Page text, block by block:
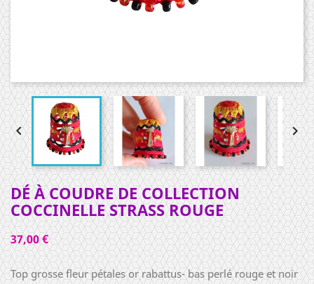
 
DÉ À COUDRE DE COLLECTION
COCCINELLE STRASS ROUGE
37,00 €
Top grosse fleur pétales or rabattus- bas perlé rouge et noir